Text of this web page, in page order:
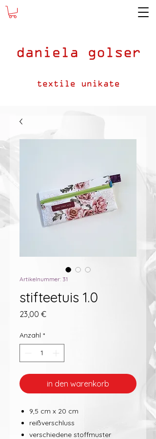
Artikelnummer: 31
stifteetuis 1.0
23,00 €Preis
Anzahl *
in den warenkorb
9,5 cm x 20 cm
reißverschluss
verschiedene stoffmuster